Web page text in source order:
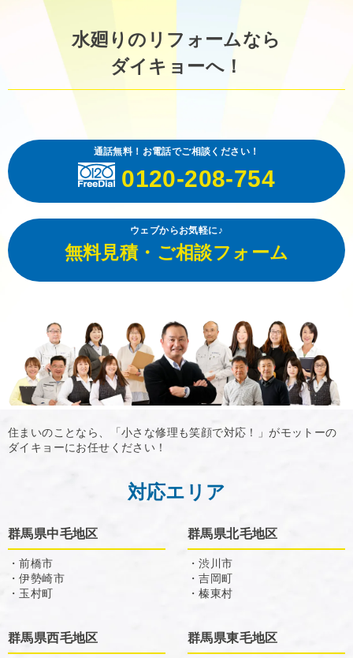
水廻りのリフォームなら
ダイキョーへ！
通話無料！お電話でご相談ください！
0120-208-754
ウェブからお気軽に♪
無料見積・ご相談フォーム
住まいのことなら、「小さな修理も笑顔で対応！」がモットーの
ダイキョーにお任せください！
対応エリア
群馬県中毛地区
・前橋市
・伊勢崎市
・玉村町
群馬県北毛地区
・渋川市
・吉岡町
・榛東村
群馬県西毛地区 群馬県東毛地区